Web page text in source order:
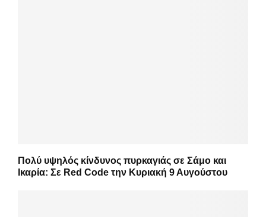
Πολύ υψηλός κίνδυνος πυρκαγιάς σε Σάμο και
Ικαρία: Σε Red Code την Κυριακή 9 Αυγούστου